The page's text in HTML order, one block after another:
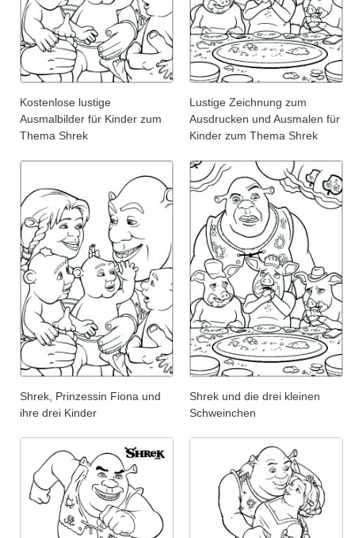
Kostenlose lustige
Ausmalbilder für Kinder zum
Thema Shrek
Lustige Zeichnung zum
Ausdrucken und Ausmalen für
Kinder zum Thema Shrek
Shrek, Prinzessin Fiona und
ihre drei Kinder
Shrek und die drei kleinen
Schweinchen